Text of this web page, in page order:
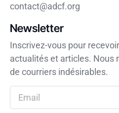
contact@adcf.org
Newsletter
Inscrivez-vous pour
actualités et articles. Nous
de courriers indésirables.